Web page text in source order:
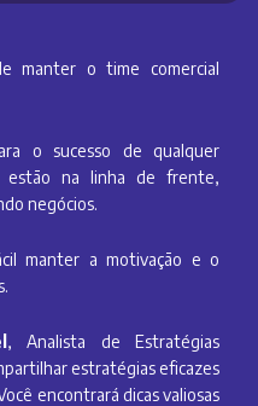
manter o time comercial
o sucesso de qualquer
estão na linha de frente,
negócios.
manter a motivação e o
, Analista de Estratégias
estratégias eficazes
encontrará dicas valiosas